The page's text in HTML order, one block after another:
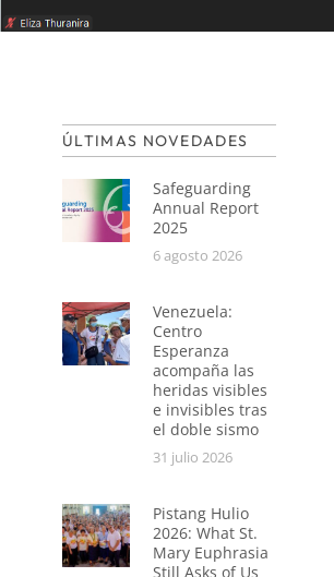
ÚLTIMAS NOVEDADES
Safeguarding
Annual Report
2025
6 agosto 2026
Venezuela:
Centro
Esperanza
acompaña las
heridas visibles
e invisibles tras
el doble sismo
31 julio 2026
Pistang Hulio
2026: What St.
Mary Euphrasia
Still Asks of Us